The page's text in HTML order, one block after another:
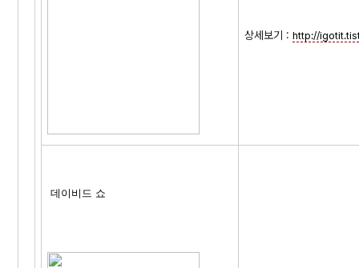
상세보기 : http://
데이비드 쇼